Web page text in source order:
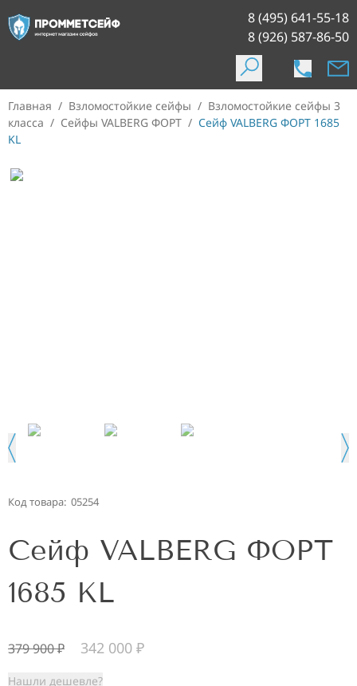
8 (495) 641-55-18
8 (926) 587-86-50
Главная / Взломостойкие сейфы / Взломостойкие сейфы 3
класса / Сейфы VALBERG ФОРТ / Сейф VALBERG ФОРТ 1685
KL
Код товара: 05254
Сейф VALBERG ФОРТ
1685 KL
379 900₽ 342 000 ₽
Нашли дешевле?